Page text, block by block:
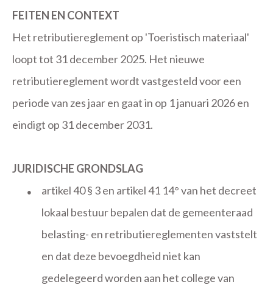
FEITEN EN CONTEXT
Het retributiereglement op 'Toeristisch materiaal'
loopt tot 31 december 2025. Het nieuwe
retributiereglement wordt vastgesteld voor een
periode van zes jaar en gaat in op 1 januari 2026 en
eindigt op 31 december 2031.
JURIDISCHE GRONDSLAG
●
artikel 40 § 3 en artikel 41 14° van het decreet
lokaal bestuur bepalen dat de gemeenteraad
belasting- en retributiereglementen vaststelt
en dat deze bevoegdheid niet kan
gedelegeerd worden aan het college van